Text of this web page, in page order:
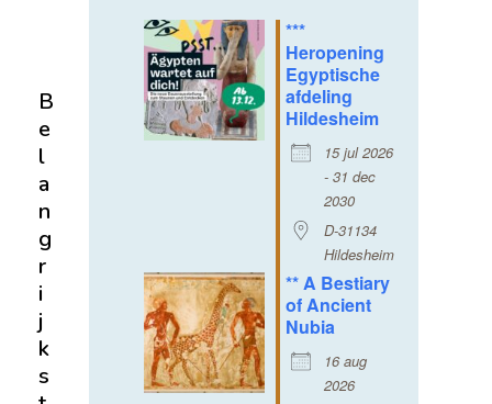
***
Heropening
Egyptische
afdeling
Hildesheim
15 jul 2026
- 31 dec
2030
D-31134
Hildesheim
** A Bestiary
of Ancient
Nubia
16 aug
2026
B
e
l
a
n
g
r
i
j
k
s